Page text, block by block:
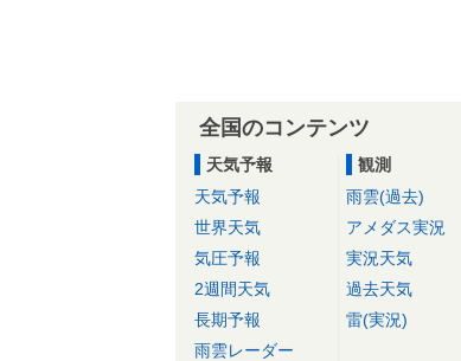
全国のコンテンツ
天気予報
天気予報
世界天気
気圧予報
2週間天気
長期予報
雨雲レーダー
観測
雨雲(過去)
アメダス実況
実況天気
過去天気
雷(実況)